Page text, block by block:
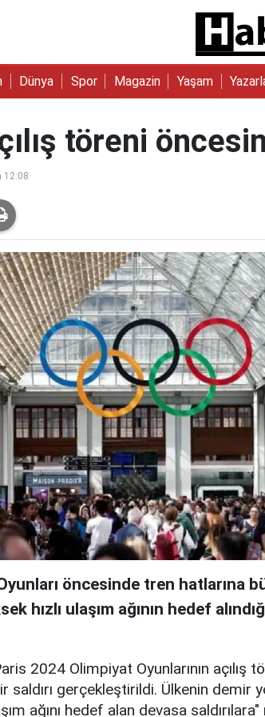
Dünya Spor Magazin Yaşam
töreni
12:08
öncesinde tren hatlarına
hızlı ulaşım ağının hedef
2024 Olimpiyat Oyunlarının açılış
saldırı gerçekleştirildi. Ülkenin demir
ağını hedef alan devasa